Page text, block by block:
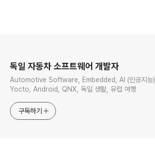
독일 자동차 소프트웨어 개발자
Automotive Software, Embedded, AI (인공지능),
Yocto, Android, QNX, 독일 생활, 유럽 여행
구독하기